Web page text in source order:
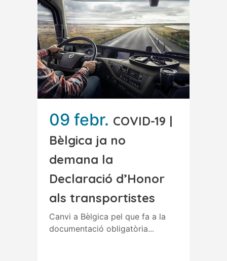
09 febr. COVID-19 |
Bèlgica ja no
demana la
Declaració d’Honor
als transportistes
Canvi a Bèlgica pel que fa a la
documentació obligatòria...